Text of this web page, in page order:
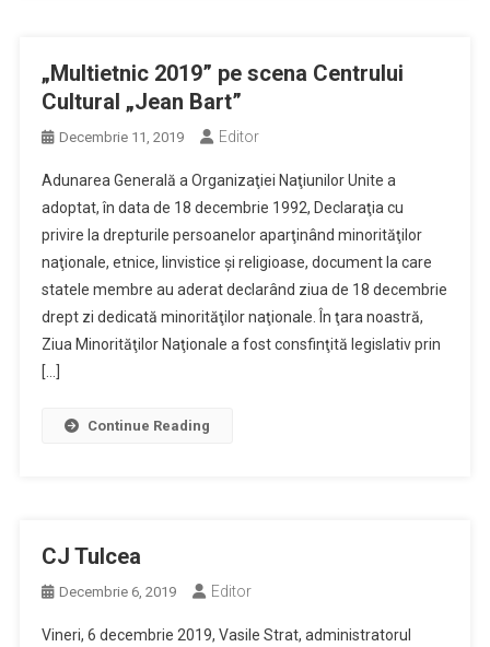
„Multietnic 2019” pe scena Centrului
Cultural „Jean Bart”
Decembrie 11, 2019 Editor
Adunarea Generală a Organizaţiei Naţiunilor Unite a
adoptat, în data de 18 decembrie 1992, Declaraţia cu
privire la drepturile persoanelor aparţinând minorităţilor
naţionale, etnice, linvistice şi religioase, document la care
statele membre au aderat declarând ziua de 18 decembrie
drept zi dedicată minorităţilor naţionale. În ţara noastră,
Ziua Minorităţilor Naţionale a fost consfinţită legislativ prin
[…]
Continue Reading
CJ Tulcea
Decembrie 6, 2019 Editor
Vineri, 6 decembrie 2019, Vasile Strat, administratorul